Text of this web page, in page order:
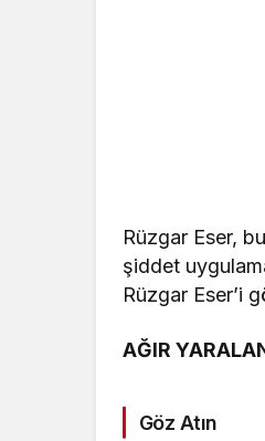
Rüzgar Eser,
şiddet
Rüzgar Eser’i
AĞIR
Göz Atın